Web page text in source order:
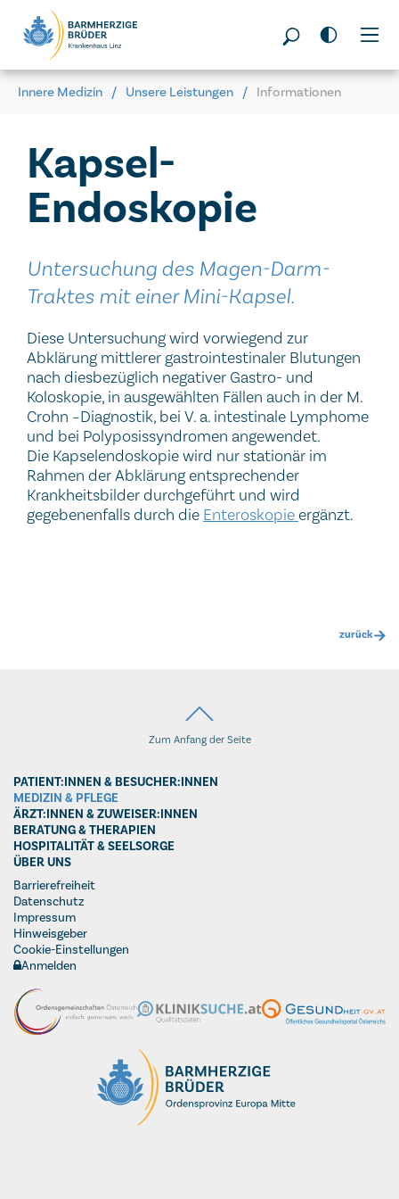
Seitenbereiche:
Innere Medizin Unsere Leistungen Informationen
Kapsel-
Endoskopie
Untersuchung des Magen-Darm-
Traktes mit einer Mini-Kapsel.
Diese Untersuchung wird vorwiegend zur
Abklärung mittlerer gastrointestinaler Blutungen
nach diesbezüglich negativer Gastro- und
Koloskopie, in ausgewählten Fällen auch in der M.
Crohn –Diagnostik, bei V. a. intestinale Lymphome
und bei Polyposissyndromen angewendet.
Die Kapselendoskopie wird nur stationär im
Rahmen der Abklärung entsprechender
Krankheitsbilder durchgeführt und wird
gegebenenfalls durch die Enteroskopieergänzt.
zurück
Zum Anfang der Seite
PATIENT:INNEN & BESUCHER:INNEN
MEDIZIN & PFLEGE
ÄRZT:INNEN & ZUWEISER:INNEN
BERATUNG & THERAPIEN
HOSPITALITÄT & SEELSORGE
ÜBER UNS
Barrierefreiheit
Datenschutz
Impressum
Hinweisgeber
Cookie-Einstellungen
Anmelden